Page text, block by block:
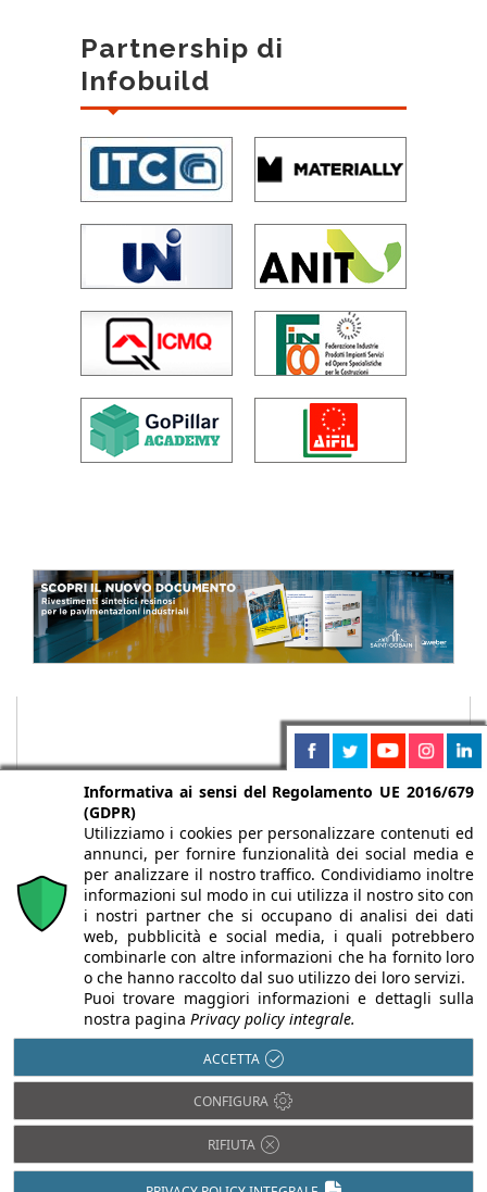
Partnership di
Infobuild
Chi siamo Autori Per la tua pubblicità
Iscriviti alla
newsletter
Infobuild è testata registrata presso il Tribunale di Milano al n° 63
dell’8/3/2013 - ISSN 2282-2267
© 2000-2026 Infoweb srl - P.IVA 13155920153 - Tutti i diritti
riservati |Privacy
Informativa ai sensi del Regolamento UE 2016/679
(GDPR)
Utilizziamo i cookies per personalizzare contenuti ed
annunci, per fornire funzionalità dei social media e
per analizzare il nostro traffico. Condividiamo inoltre
informazioni sul modo in cui utilizza il nostro sito con
i nostri partner che si occupano di analisi dei dati
web, pubblicità e social media, i quali potrebbero
combinarle con altre informazioni che ha fornito loro
o che hanno raccolto dal suo utilizzo dei loro servizi.
Puoi trovare maggiori informazioni e dettagli sulla
nostra pagina Privacy policy integrale.
ACCETTA
CONFIGURA
RIFIUTA